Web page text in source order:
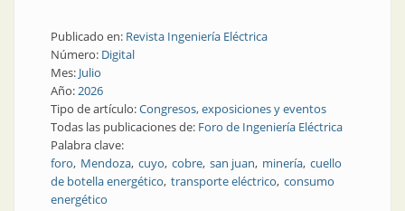
Publicado en: Revista Ingeniería Eléctrica
Número: Digital
Mes: Julio
Año:2026
Tipo de artículo:Congresos, exposiciones y eventos
Todas las publicaciones de: Foro de Ingeniería Eléctrica
Palabra clave:
foro Mendoza cuyo cobre san juan minería cuello
de botella energético transporte eléctrico consumo
energético